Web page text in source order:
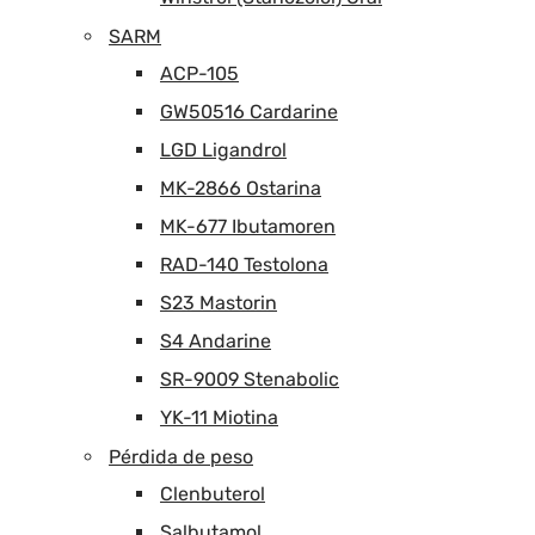
SARM
ACP-105
GW50516 Cardarine
LGD Ligandrol
MK-2866 Ostarina
MK-677 Ibutamoren
RAD-140 Testolona
S23 Mastorin
S4 Andarine
SR-9009 Stenabolic
YK-11 Miotina
Pérdida de peso
Clenbuterol